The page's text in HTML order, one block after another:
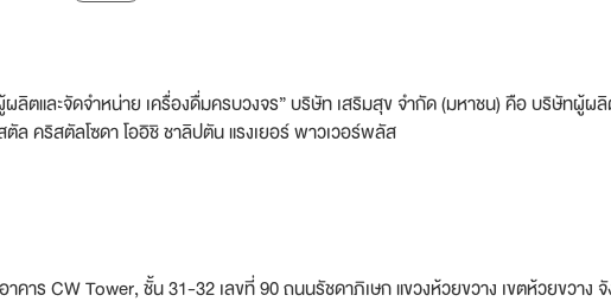
ผลิตและจัดจำหน่าย เครื่องดื่มครบวงจร” บริษัท เสริมสุข จำกัด (มหาชน) คือ บริษั
ล คริสตัลโซดา โออิชิ ชาลิปตัน แรงเยอร์ พาวเวอร์พลัส
คาร CW Tower, ชั้น 31-32 เลขที่ 90 ถนนรัชดาภิเษก แขวงห้วยขวาง เขตห้วยขวาง